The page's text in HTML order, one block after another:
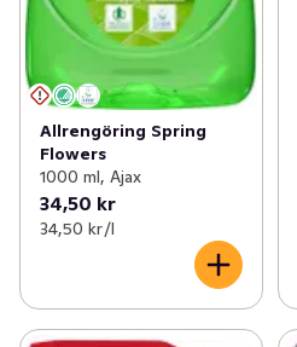
Allrengöring Spring
Flowers
1000 ml, Ajax
34,50 kr
34,50 kr /l